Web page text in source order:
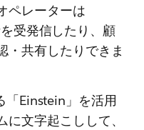
ペレーターは
受発信したり、顧
・共有したりできま
「Einstein」を活用
文字起こしして、